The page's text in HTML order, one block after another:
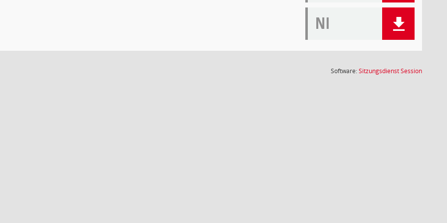
NI
Software:SitzungsdienstSession(Wird in